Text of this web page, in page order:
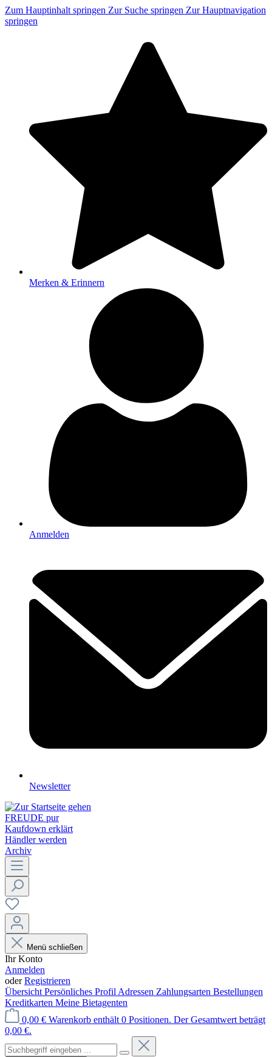
Zum Hauptinhalt springen Zur Suche springen Zur Hauptnavigation
springen
Merken & Erinnern
Anmelden
Newsletter
FREUDE pur
Kaufdown erklärt
Händler werden
Archiv
Menü schließen
Ihr Konto
Anmelden
oderRegistrieren
Übersicht Persönliches Profil Adressen Zahlungsarten Bestellungen
Kreditkarten Meine Bietagenten
0,00 € Warenkorb enthält 0 Positionen. Der Gesamtwert beträgt
0,00 €.